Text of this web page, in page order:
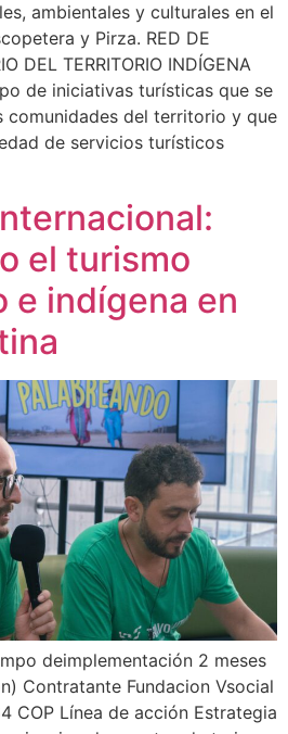
ambientales y culturales en el
y Pirza. RED DE
DEL TERRITORIO INDÍGENA
de iniciativas turísticas que se
comunidades del territorio y que
de servicios turísticos
el turismo
e indígena en
deimplementación 2 meses
Contratante Fundacion Vsocial
COP Línea de acción Estrategia